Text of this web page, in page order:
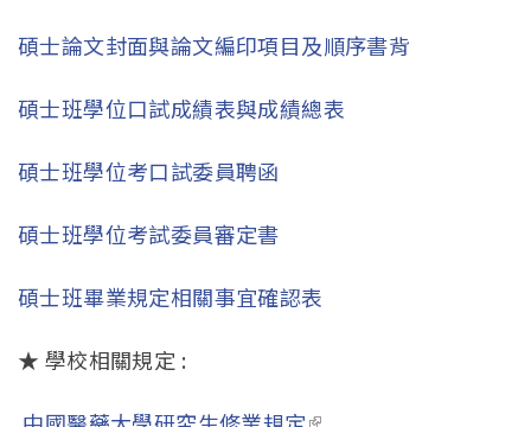
碩士論文封面與論文編印項目及順序書背
碩士班學位口試成績表與成績總表
碩士班學位考口試委員聘函
碩士班學位考試委員審定書
碩士班畢業規定相關事宜確認表
★ 學校相關規定 :